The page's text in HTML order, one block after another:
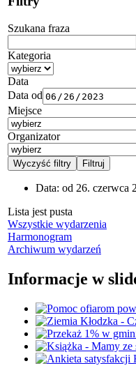
Szukana fraza
Kategoria
Data
Data od
Miejsce
Organizator
Data: od 26. czerwca
Lista jest pusta
Wszystkie wydarzenia
Harmonogram
Archiwum wydarzeń
Informacje w